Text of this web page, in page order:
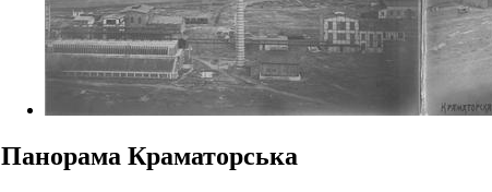
Панорама Краматорська